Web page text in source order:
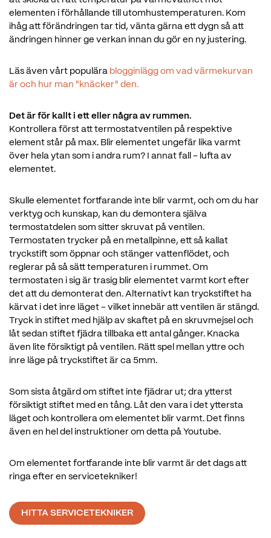
elementen i förhållande till utomhustemperaturen. Kom
ihåg att förändringen tar tid, vänta gärna ett dygn så att
ändringen hinner ge verkan innan du gör en ny justering.
Läs även vårt populära blogginlägg om vad värmekurvan
är och hur man "knäcker" den.
Det är för kallt i ett eller några av rummen.
Kontrollera först att termostatventilen på respektive
element står på max. Blir elementet ungefär lika varmt
över hela ytan som i andra rum? I annat fall - lufta av
elementet.
Skulle elementet fortfarande inte blir varmt, och om du har
verktyg och kunskap, kan du demontera själva
termostatdelen som sitter skruvat på ventilen.
Termostaten trycker på en metallpinne, ett så kallat
tryckstift som öppnar och stänger vattenflödet, och
reglerar på så sätt temperaturen i rummet. Om
termostaten i sig är trasig blir elementet varmt kort efter
det att du demonterat den. Alternativt kan tryckstiftet ha
kärvat i det inre läget - vilket innebär att ventilen är stängd.
Tryck in stiftet med hjälp av skaftet på en skruvmejsel och
låt sedan stiftet fjädra tillbaka ett antal gånger. Knacka
även lite försiktigt på ventilen. Rätt spel mellan yttre och
inre läge på tryckstiftet är ca 5mm.
Som sista åtgärd om stiftet inte fjädrar ut; dra ytterst
försiktigt stiftet med en tång. Låt den vara i det yttersta
läget och kontrollera om elementet blir varmt. Det finns
även en hel del instruktioner om detta på Youtube.
Om elementet fortfarande inte blir varmt är det dags att
ringa efter en servicetekniker!
HITTA SERVICETEKNIKER